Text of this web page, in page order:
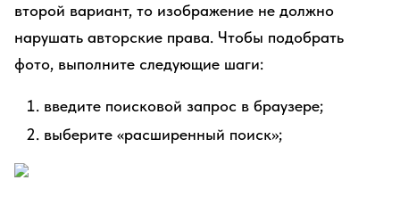
второй вариант, то изображение не должно
нарушать авторские права. Чтобы подобрать
фото, выполните следующие шаги:
введите поисковой запрос в браузере;
выберите «расширенный поиск»;